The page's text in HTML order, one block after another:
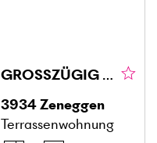
GROSSZÜGIG MIT GARTEN UND BERGBLICK
3934Zeneggen
Terrassenwohnung